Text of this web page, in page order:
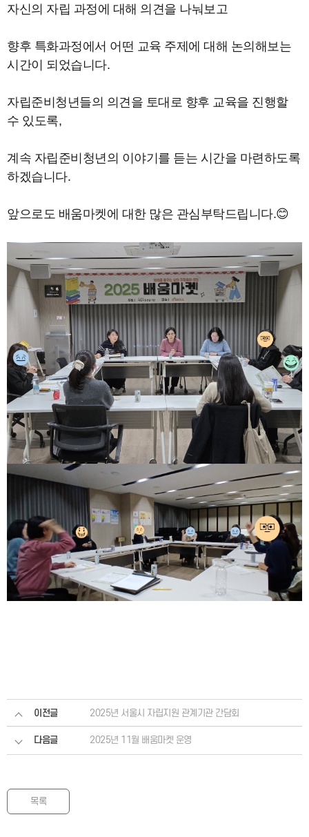
자신의 자립 과정에 대해 의견을 나눠보고
향후 특화과정에서 어떤 교육 주제에 대해 논의해보는
시간이 되었습니다.
자립준비청년들의 의견을 토대로 향후 교육을 진행할
수 있도록,
계속 자립준비청년의 이야기를 듣는 시간을 마련하도록
하겠습니다.
앞으로도 배움마켓에 대한 많은 관심부탁드립니다.😊
이전글 2025년 서울시 자립지원 관계기관 간담회
다음글 2025년 11월 배움마켓 운영
목록